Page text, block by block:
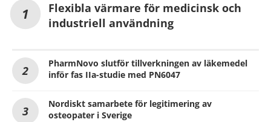
Flexibla värmare för medicinsk och
industriell användning
PharmNovo slutför tillverkningen av läkemedel
inför fas IIa-studie med PN6047
Nordiskt samarbete för legitimering av
osteopater i Sverige